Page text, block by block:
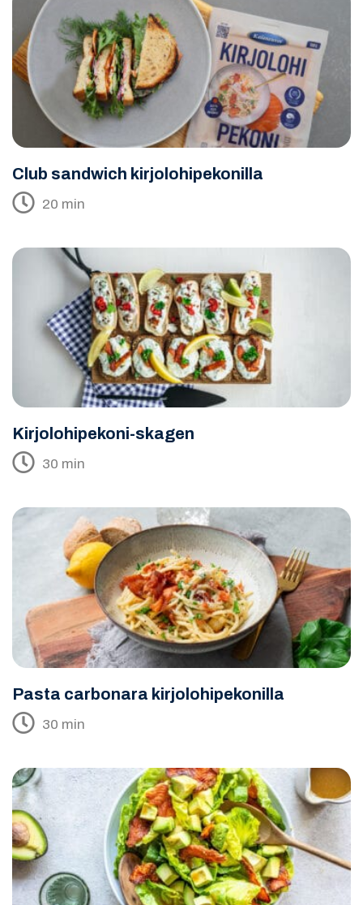
Club sandwich kirjolohipekonilla
20 min
Kirjolohipekoni-skagen
30 min
Pasta carbonara kirjolohipekonilla
30 min